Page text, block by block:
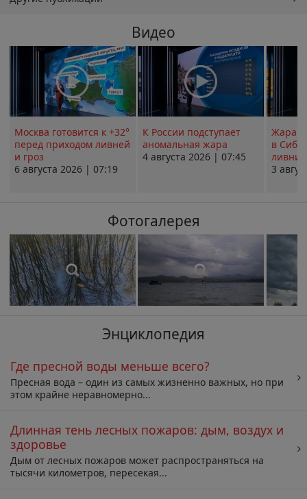
Видео
Москва готовится к +32°
перед приходом ливней
и гроз
6 августа 2026 | 07:19
К России подступает
аномальная жара
4 августа 2026 | 07:45
Жара в
в
ливни
3
Фотогалерея
Энциклопедия
Где пресной воды меньше всего?
Пресная вода – один из самых жизненно важных, но при
этом крайне неравномерно...
Длинная тень лесных пожаров: дым, воздух и
здоровье
Дым от лесных пожаров может распространяться на
тысячи километров, пересекая...